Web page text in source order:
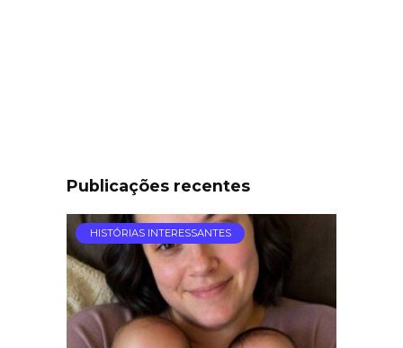
Publicações recentes
HISTÓRIAS INTERESSANTES